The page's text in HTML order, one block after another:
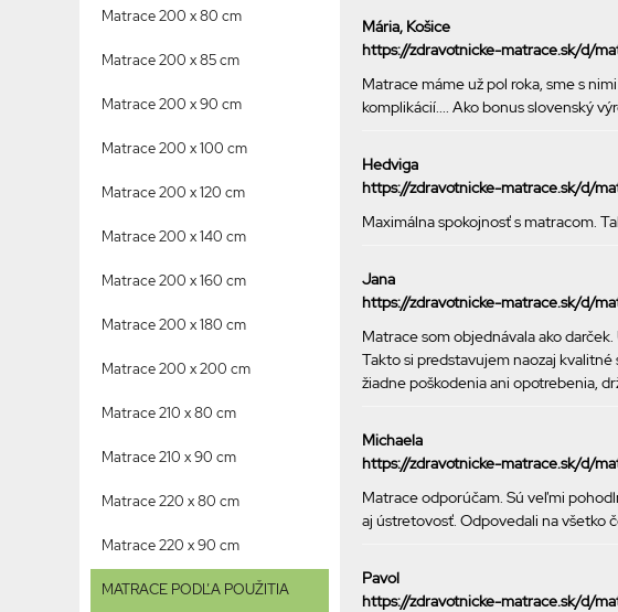
Matrace 200 x 80 cm
Matrace 200 x 85 cm
Matrace 200 x 90 cm
Matrace 200 x 100 cm
Matrace 200 x 120 cm
Matrace 200 x 140 cm
Matrace 200 x 160 cm
Matrace 200 x 180 cm
Matrace 200 x 200 cm
Matrace 210 x 80 cm
Matrace 210 x 90 cm
Matrace 220 x 80 cm
Matrace 220 x 90 cm
MATRACE PODĽA POUŽITIA
Mária, Košice
https://zdravotnicke-matrace.sk/d/
Matrace máme už pol roka, sme s
komplikácií.... Ako bonus slovenský
Hedviga
https://zdravotnicke-matrace.sk/d/
Maximálna spokojnosť s matracom.
Jana
https://zdravotnicke-matrace.sk/d/
Matrace som objednávala ako
Takto si predstavujem naozaj
žiadne poškodenia ani opotrebenia,
Michaela
https://zdravotnicke-matrace.sk/d/
Matrace odporúčam. Sú veľmi
aj ústretovosť. Odpovedali na všetko
Pavol
https://zdravotnicke-matrace.sk/d/